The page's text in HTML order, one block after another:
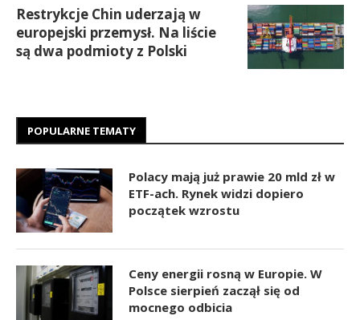
Restrykcje Chin uderzają w
europejski przemysł. Na liście
są dwa podmioty z Polski
POPULARNE TEMATY
Polacy mają już prawie 20 mld zł w
ETF-ach. Rynek widzi dopiero
początek wzrostu
Ceny energii rosną w Europie. W
Polsce sierpień zaczął się od
mocnego odbicia